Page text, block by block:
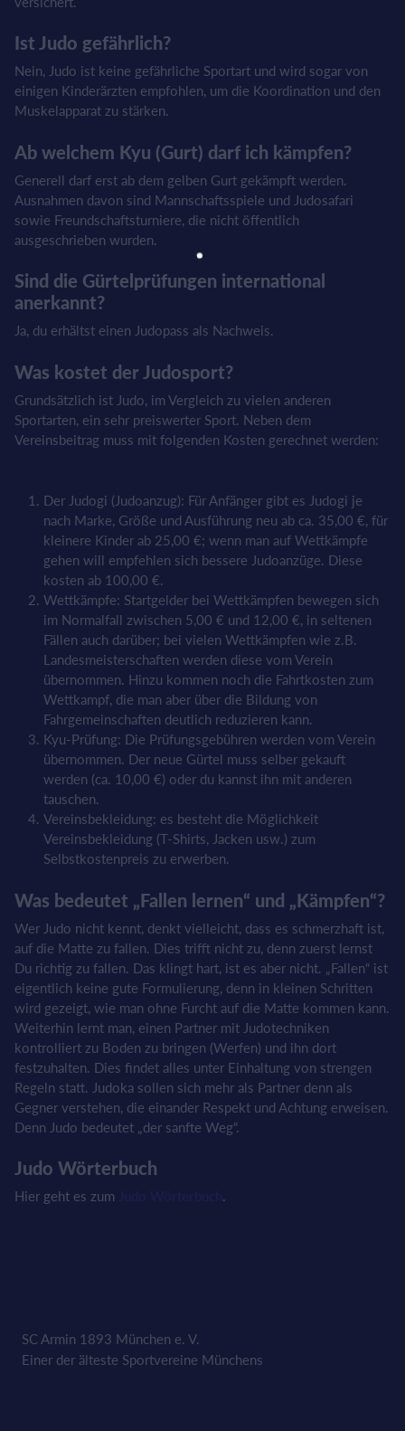
Ist Judo gefährlich?
Nein, Judo ist keine gefährliche Sportart und wird sogar von
einigen Kinderärzten empfohlen, um die Koordination und den
Muskelapparat zu stärken.
Ab welchem Kyu (Gurt) darf ich kämpfen?
Generell darf erst ab dem gelben Gurt gekämpft werden.
Ausnahmen davon sind Mannschaftsspiele und Judosafari
sowie Freundschaftsturniere, die nicht öffentlich
ausgeschrieben wurden.
Sind die Gürtelprüfungen international
anerkannt?
Ja, du erhältst einen Judopass als Nachweis.
Was kostet der Judosport?
Grundsätzlich ist Judo, im Vergleich zu vielen anderen
Sportarten, ein sehr preiswerter Sport. Neben dem
Vereinsbeitrag muss mit folgenden Kosten gerechnet werden:
Der Judogi (Judoanzug): Für Anfänger gibt es Judogi je
nach Marke, Größe und Ausführung neu ab ca. 35,00 €, für
kleinere Kinder ab 25,00 €; wenn man auf Wettkämpfe
gehen will empfehlen sich bessere Judoanzüge. Diese
kosten ab 100,00 €.
Wettkämpfe: Startgelder bei Wettkämpfen bewegen sich
im Normalfall zwischen 5,00 € und 12,00 €, in seltenen
Fällen auch darüber; bei vielen Wettkämpfen wie z.B.
Landesmeisterschaften werden diese vom Verein
übernommen. Hinzu kommen noch die Fahrtkosten zum
Wettkampf, die man aber über die Bildung von
Fahrgemeinschaften deutlich reduzieren kann.
Kyu-Prüfung: Die Prüfungsgebühren werden vom Verein
übernommen. Der neue Gürtel muss selber gekauft
werden (ca. 10,00 €) oder du kannst ihn mit anderen
tauschen.
Vereinsbekleidung: es besteht die Möglichkeit
Vereinsbekleidung (T-Shirts, Jacken usw.) zum
Selbstkostenpreis zu erwerben.
Was bedeutet „Fallen lernen“ und „Kämpfen“?
Wer Judo nicht kennt, denkt vielleicht, dass es schmerzhaft ist,
auf die Matte zu fallen. Dies trifft nicht zu, denn zuerst lernst
Du richtig zu fallen. Das klingt hart, ist es aber nicht. „Fallen“ ist
eigentlich keine gute Formulierung, denn in kleinen Schritten
wird gezeigt, wie man ohne Furcht auf die Matte kommen kann.
Weiterhin lernt man, einen Partner mit Judotechniken
kontrolliert zu Boden zu bringen (Werfen) und ihn dort
festzuhalten. Dies findet alles unter Einhaltung von strengen
Regeln statt. Judoka sollen sich mehr als Partner denn als
Gegner verstehen, die einander Respekt und Achtung erweisen.
Denn Judo bedeutet „der sanfte Weg“.
Judo Wörterbuch
Hier geht es zum Judo Wörterbuch.
SC Armin 1893 München e. V.
Einer der älteste Sportvereine Münchens